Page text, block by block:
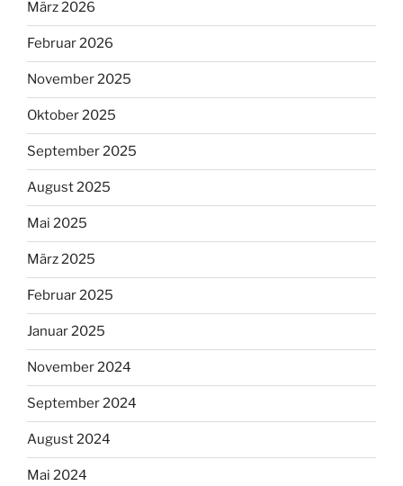
März 2026
Februar 2026
November 2025
Oktober 2025
September 2025
August 2025
Mai 2025
März 2025
Februar 2025
Januar 2025
November 2024
September 2024
August 2024
Mai 2024